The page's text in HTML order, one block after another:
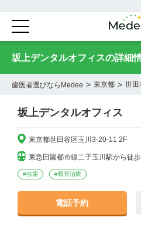
坂上デンタルオフィスの詳細
歯医者選びならMedee > 東京都 > 世田
坂上デンタルオフィス
東京都世田谷区玉川3-20-11 2F
東急田園都市線二子玉川駅から徒
#虫歯 #根管治療
電話予約